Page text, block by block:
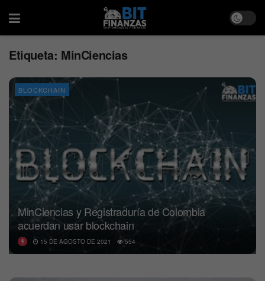
Etiqueta: MinCiencias
BLOCKCHAIN
MinCiencias y Registraduría de Colombia
acuerdan usar blockchain
15 DE AGOSTO DE 2021 554